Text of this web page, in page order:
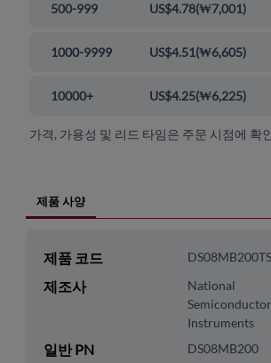
500-999 US$4.78(₩7,001)
1000-9999 US$4.51(₩6,605)
10000+ US$4.25(₩6,225)
가격, 가용성 및 리드 타임은 주문 시점에 확
제품 사양
제품 코드
제조사
National
Instruments
일반 PN DS08MB200